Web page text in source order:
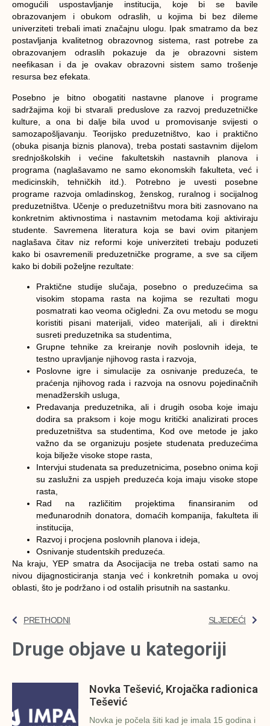
omogućili uspostavljanje institucija, koje bi se bavile
obrazovanjem i obukom odraslih, u kojima bi bez dileme
univerziteti trebali imati značajnu ulogu. Ipak smatramo da bez
postavljanja kvalitetnog obrazovnog sistema, rast potrebe za
obrazovanjem odraslih pokazuje da je obrazovni sistem
neefikasan i da je ovakav obrazovni sistem samo trošenje
resursa bez efekata.
Posebno je bitno obogatiti nastavne planove i programe
sadržajima koji bi stvarali preduslove za razvoj preduzetničke
kulture, a ona bi dalje bila uvod u promovisanje svijesti o
samozapošljavanju. Teorijsko preduzetništvo, kao i praktično
(obuka pisanja biznis planova), treba postati sastavnim dijelom
srednjoškolskih i većine fakultetskih nastavnih planova i
programa (naglašavamo ne samo ekonomskih fakulteta, već i
medicinskih, tehničkih itd.). Potrebno je uvesti posebne
programe razvoja omladinskog, ženskog, ruralnog i socijalnog
preduzetništva. Učenje o preduzetništvu mora biti zasnovano na
konkretnim aktivnostima i nastavnim metodama koji aktiviraju
studente. Savremena literatura koja se bavi ovim pitanjem
naglašava čitav niz reformi koje univerziteti trebaju poduzeti
kako bi osavremenili preduzetničke programe, a sve sa ciljem
kako bi dobili poželjne rezultate:
Praktične studije slučaja, posebno o preduzećima sa
visokim stopama rasta na kojima se rezultati mogu
posmatrati kao veoma očigledni. Za ovu metodu se mogu
koristiti pisani materijali, video materijali, ali i direktni
susreti preduzetnika sa studentima,
Grupne tehnike za kreiranje novih poslovnih ideja, te
testno upravljanje njihovog rasta i razvoja,
Poslovne igre i simulacije za osnivanje preduzeća, te
praćenja njihovog rada i razvoja na osnovu pojedinačnih
menadžerskih usluga,
Predavanja preduzetnika, ali i drugih osoba koje imaju
dodira sa praksom i koje mogu kritički analizirati proces
preduzetništva sa studentima, Kod ove metode je jako
važno da se organizuju posjete studenata preduzećima
koja bilježe visoke stope rasta,
Intervjui studenata sa preduzetnicima, posebno onima koji
su zaslužni za uspjeh preduzeća koja imaju visoke stope
rasta,
Rad na različitim projektima finansiranim od
međunarodnih donatora, domaćih kompanija, fakulteta ili
institucija,
Razvoj i procjena poslovnih planova i ideja,
Osnivanje studentskih preduzeća.
Na kraju, YEP smatra da Asocijacija ne treba ostati samo na
nivou dijagnosticiranja stanja već i konkretnih pomaka u ovoj
oblasti, što je podržano i od ostalih prisutnih na sastanku.
PRETHODNI SLJEDEĆI
Druge objave u kategoriji
Novka Tešević, Krojačka radionica
Tešević
Novka je počela šiti kad je imala 15 godina i